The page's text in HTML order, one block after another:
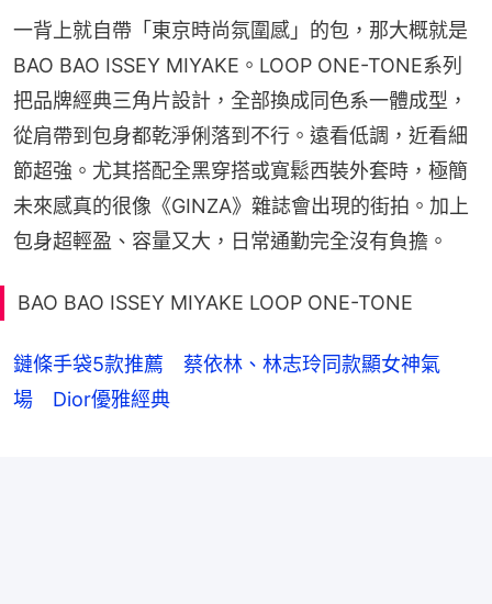
一背上就自帶「東京時尚氛圍感」的包，那大概就是
BAO BAO ISSEY MIYAKE。LOOP ONE-TONE系列
把品牌經典三角片設計，全部換成同色系一體成型，
從肩帶到包身都乾淨俐落到不行。遠看低調，近看細
節超強。尤其搭配全黑穿搭或寬鬆西裝外套時，極簡
未來感真的很像《GINZA》雜誌會出現的街拍。加上
包身超輕盈、容量又大，日常通勤完全沒有負擔。
BAO BAO ISSEY MIYAKE LOOP ONE-TONE
鏈條手袋5款推薦 蔡依林、林志玲同款顯女神氣
場 Dior優雅經典